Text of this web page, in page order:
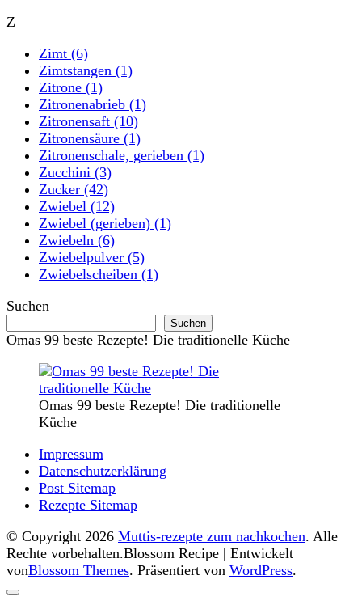
Z
Zimt (6)
Zimtstangen (1)
Zitrone (1)
Zitronenabrieb (1)
Zitronensaft (10)
Zitronensäure (1)
Zitronenschale, gerieben (1)
Zucchini (3)
Zucker (42)
Zwiebel (12)
Zwiebel (gerieben) (1)
Zwiebeln (6)
Zwiebelpulver (5)
Zwiebelscheiben (1)
Suchen
Suchen
Omas 99 beste Rezepte! Die traditionelle Küche
Omas 99 beste Rezepte! Die traditionelle
Küche
Impressum
Datenschutzerklärung
Post Sitemap
Rezepte Sitemap
© Copyright 2026 Muttis-rezepte zum nachkochen. Alle
Rechte vorbehalten.Blossom Recipe | Entwickelt
vonBlossom Themes. Präsentiert von WordPress.